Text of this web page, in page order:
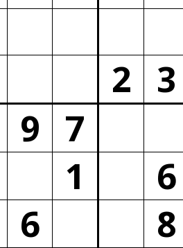
2 3
9 7
1
6
6 8